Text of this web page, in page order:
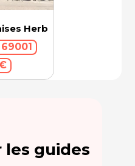
Herbes
les guides